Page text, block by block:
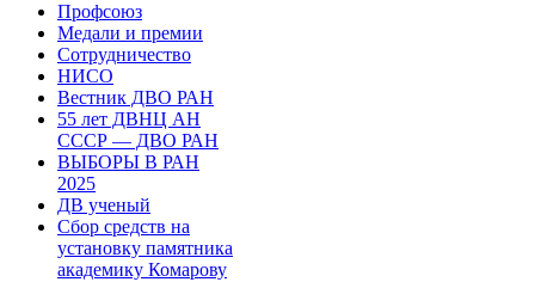
Профсоюз
Медали и премии
Сотрудничество
НИСО
Вестник ДВО РАН
55 лет ДВНЦ АН
СССР — ДВО РАН
ВЫБОРЫ В РАН
2025
ДВ ученый
Сбор средств на
установку памятника
академику Комарову